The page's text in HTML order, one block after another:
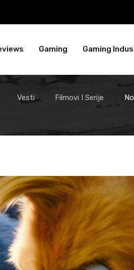
Gaming Gaming
Vesti Filmovi I Serije